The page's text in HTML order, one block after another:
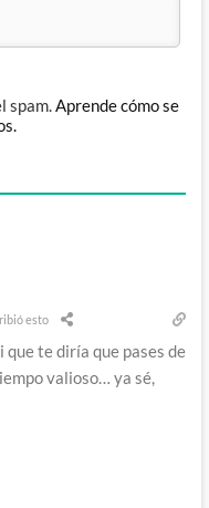
spam.Aprende cómo se
esto
que te diría que pases de
valioso… ya sé,